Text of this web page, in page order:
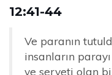
12:41-44
Ve paranın
insanların
ve serveti olan